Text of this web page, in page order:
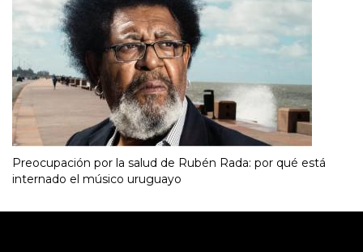
Preocupación por la salud de Rubén Rada: por qué está
internado el músico uruguayo